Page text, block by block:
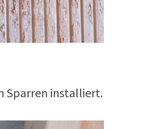
Sparren installiert.